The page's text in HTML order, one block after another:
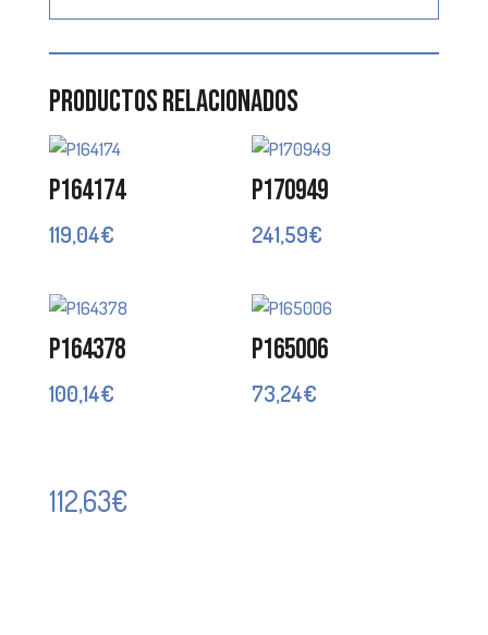
Productos relacionados
P164174
119,04€
P170949
241,59€
P164378
100,14€
P165006
73,24€
112,63€